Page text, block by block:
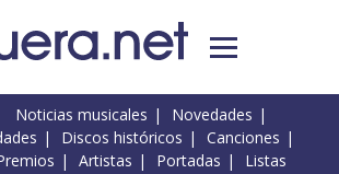
Noticias musicales
Novedades
Discos históricos
Canciones
Artistas Portadas Listas